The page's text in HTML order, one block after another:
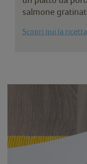
salmone
Scopri qui la ricetta